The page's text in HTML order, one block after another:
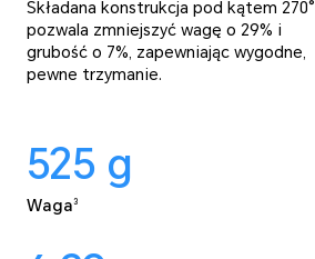
Składana konstrukcja pod kątem 270°
pozwala zmniejszyć wagę o 29% i
grubość o 7%, zapewniając wygodne,
pewne trzymanie.
525 g
Waga3